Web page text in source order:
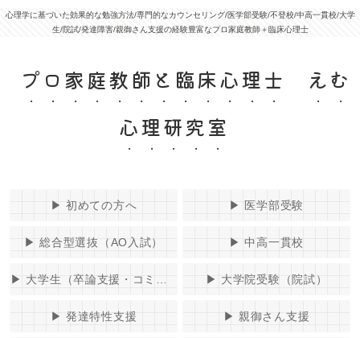
心理学に基づいた効果的な勉強方法/専門的なカウンセリング/医学部受験/不登校/中高一貫校/大学
生/院試/発達障害/親御さん支援の経験豊富なプロ家庭教師＋臨床心理士
プロ家庭教師と臨床心理士 えむ
心理研究室
▶︎ 初めての方へ ▶︎ 医学部受験
▶︎ 総合型選抜（AO入試） ▶︎ 中高一貫校
▶︎ 大学院受験（院試）
▶︎ 発達特性支援 ▶︎ 親御さん支援